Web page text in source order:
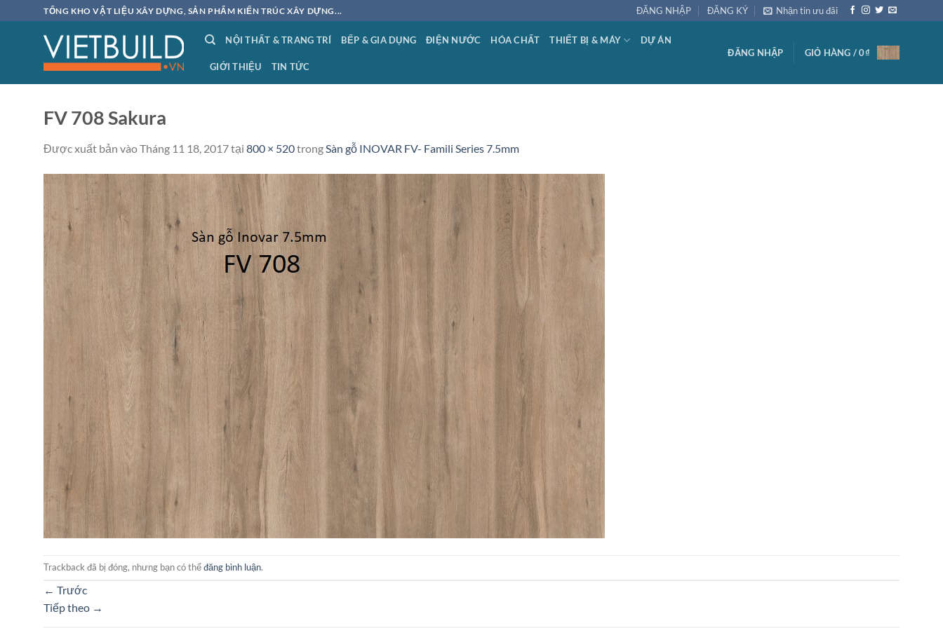
qua
TỔNG KHO VẬT LIỆU XÂY DỰNG, SẢN PHẨM KIẾN TRÚC XÂY DỰNG... ĐĂNG NHẬP ĐĂNG KÝ Nhận tin ưu đãi
NỘI THẤT & TRANG TRÍ BẾP & GIA DỤNG ĐIỆN NƯỚC HÓA CHẤT THIẾT BỊ & MÁY DỰ ÁN
GIỚI THIỆU TIN TỨC
ĐĂNG NHẬP GIỎ HÀNG /0₫
FV 708 Sakura
Được xuất bản vàoTháng 11 18, 2017tại 800 × 520trong Sàn gỗ INOVAR FV- Famili Series 7.5mm
Trackback đã bị đóng, nhưng bạn có thểđăng bình luận.
← Trước
Tiếp theo →